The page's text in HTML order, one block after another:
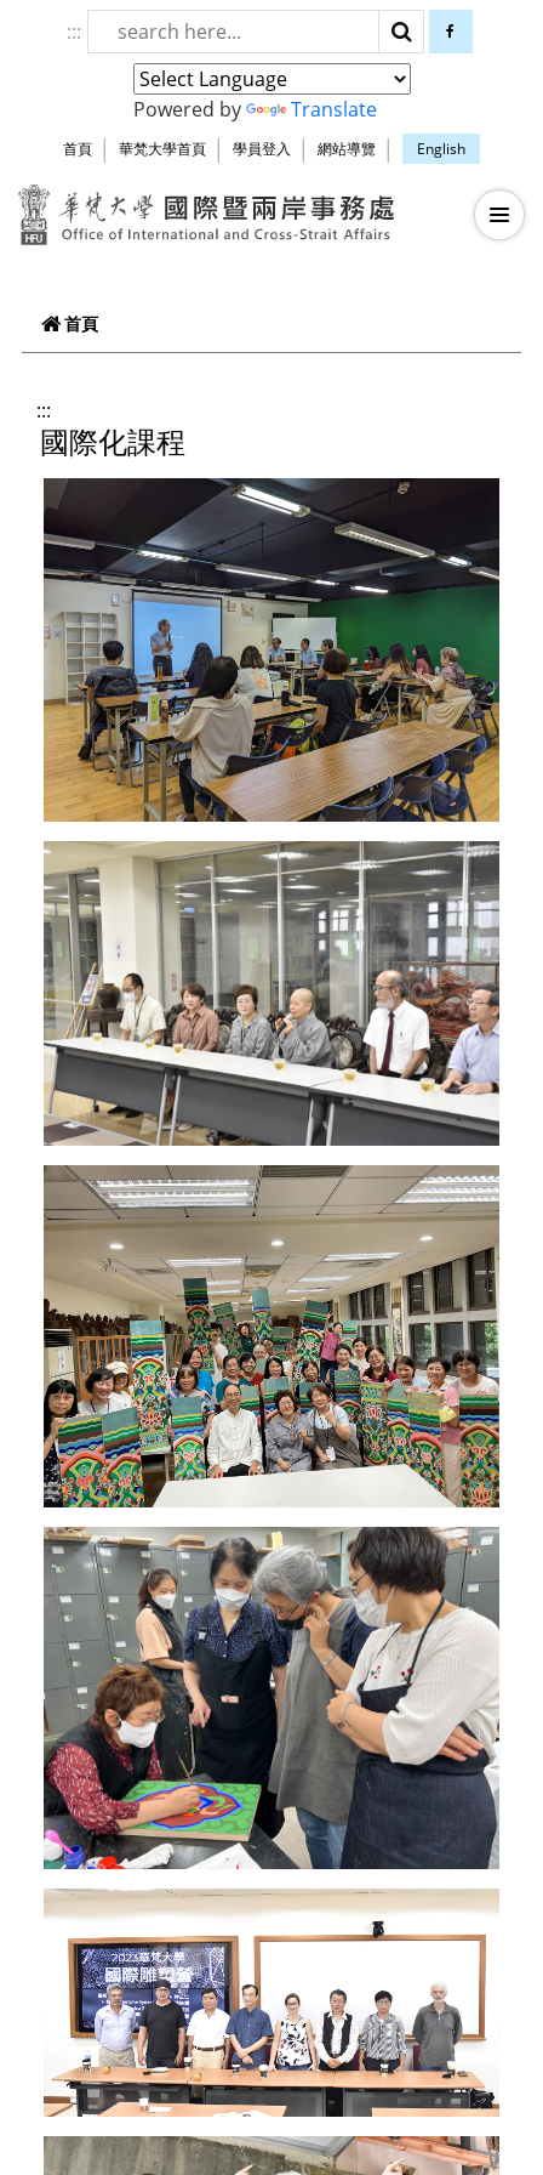
跳到頁面主要內容區
::: 搜尋 facebook
Powered by Translate
首頁 華梵大學首頁 學員登入 網站導覽 English
華梵大學智慧
—
—
—
首頁
:::
國際化課程